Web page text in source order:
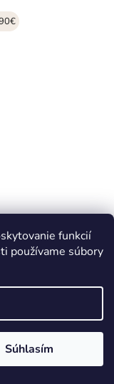
funkcií
používame súbory
Súhlasím